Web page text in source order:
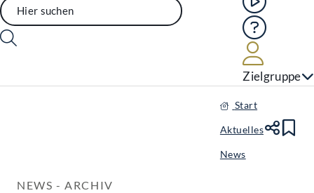
Hilfe
Zielgruppe
Start
Aktuelles
News
NEWS - ARCHIV